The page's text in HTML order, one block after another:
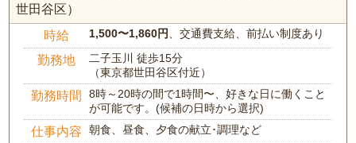
世田谷区）
時給 1,500〜1,860円 、交通費支給、前払い制度あり
勤務地
二子玉川 徒歩15分
（東京都世田谷区付近）
勤務時間
8時～20時の間で1時間〜、好きな日に働くこと
が可能です。(候補の日時から選択)
仕事内容 朝食、昼食、夕食の献立･調理など